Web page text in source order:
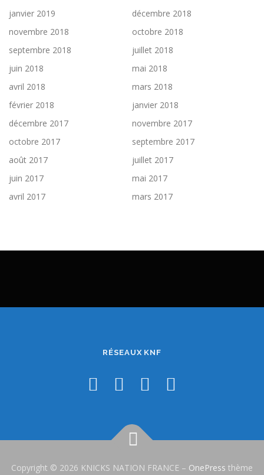
janvier 2019
décembre 2018
novembre 2018
octobre 2018
septembre 2018
juillet 2018
juin 2018
mai 2018
avril 2018
mars 2018
février 2018
janvier 2018
décembre 2017
novembre 2017
octobre 2017
septembre 2017
août 2017
juillet 2017
juin 2017
mai 2017
avril 2017
mars 2017
RÉSEAUX KNF
Copyright © 2026 KNICKS NATION FRANCE – OnePress thème